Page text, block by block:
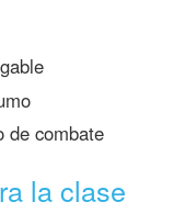
de combate
la clase